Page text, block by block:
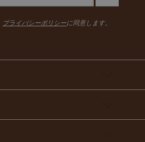
プライバシーポリシーに同意します。